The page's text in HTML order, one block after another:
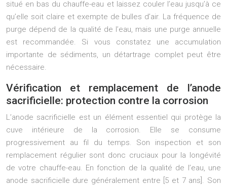
situé en bas du chauffe-eau et laissez couler l’eau jusqu’à ce
qu’elle soit claire et exempte de bulles d’air. La fréquence de
purge dépend de la qualité de l’eau, mais une purge annuelle
est recommandée. Si vous constatez une accumulation
importante de sédiments, un détartrage complet peut être
nécessaire.
Vérification et remplacement de l’anode
sacrificielle: protection contre la corrosion
L’anode sacrificielle est un élément essentiel qui protège la
cuve intérieure de la corrosion. Elle se consume
progressivement au fil du temps. Son inspection et son
remplacement régulier sont donc cruciaux pour la longévité
de votre chauffe-eau. En fonction de la qualité de l’eau, une
anode sacrificielle dure généralement entre [5 et 7 ans]. Son